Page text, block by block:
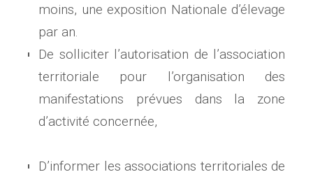
moins, une exposition Nationale d’élevage
par an.
De solliciter l’autorisation de l’association
territoriale pour l’organisation des
manifestations prévues dans la zone
d’activité concernée,
D’informer les associations territoriales de